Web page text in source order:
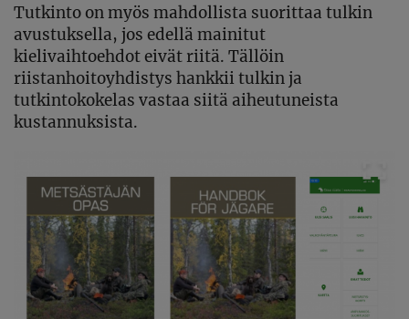
Tutkinto on myös mahdollista suorittaa tulkin
avustuksella, jos edellä mainitut
kielivaihtoehdot eivät riitä. Tällöin
riistanhoitoyhdistys hankkii tulkin ja
tutkintokokelas vastaa siitä aiheutuneista
kustannuksista.